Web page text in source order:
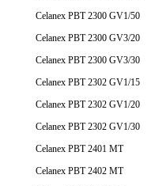
Celanex PBT 2300 GV1/50
Celanex PBT 2300 GV3/20
Celanex PBT 2300 GV3/30
Celanex PBT 2302 GV1/15
Celanex PBT 2302 GV1/20
Celanex PBT 2302 GV1/30
Celanex PBT 2401 MT
Celanex PBT 2402 MT